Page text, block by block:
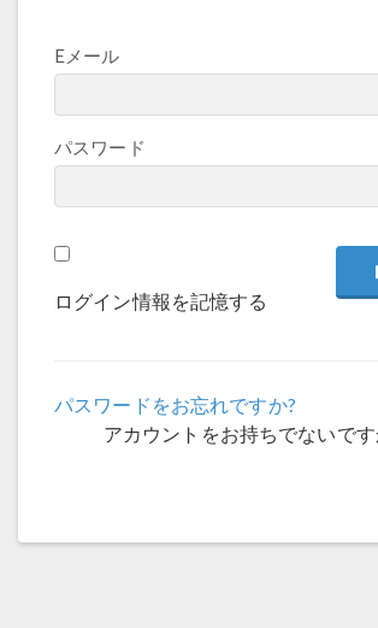
Eメール
パスワード
ログイン情報を記憶する
パスワードをお忘れですか?
アカウントをお持ちでないです